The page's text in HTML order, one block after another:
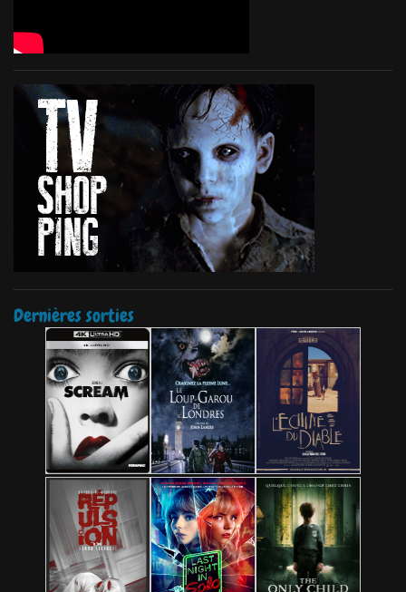
Dernières sorties